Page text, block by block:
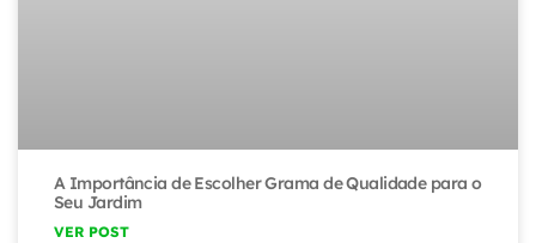
A Importância de Escolher Grama de Qualidade para o
Seu Jardim
VER POST